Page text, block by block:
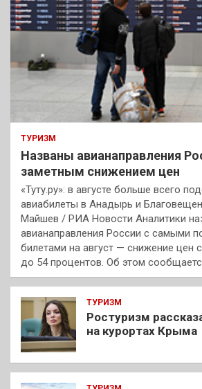
ТУРИЗМ
Названы авианаправления
заметным снижением цен
«Туту.ру»: в августе больше всего
авиабилеты в Анадырь и
Майшев / РИА Новости Аналитики
авианаправления России с самыми
билетами на август — снижение цен
до 54 процентов. Об этом
ТУРИЗМ
Ростуризм
на курортах Крыма